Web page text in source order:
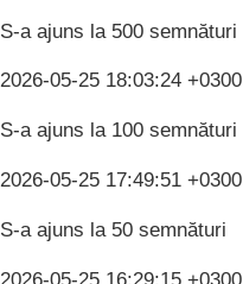
S-a ajuns la 500 semnături
2026-05-25 18:03:24 +0300
S-a ajuns la 100 semnături
2026-05-25 17:49:51 +0300
S-a ajuns la 50 semnături